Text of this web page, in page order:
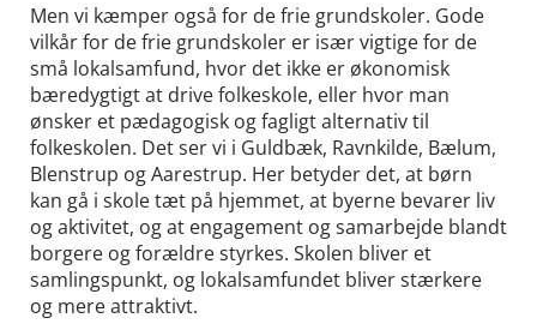
Men vi kæmper også for de frie grundskoler. Gode
vilkår for de frie grundskoler er især vigtige for de
små lokalsamfund, hvor det ikke er økonomisk
bæredygtigt at drive folkeskole, eller hvor man
ønsker et pædagogisk og fagligt alternativ til
folkeskolen. Det ser vi i Guldbæk, Ravnkilde, Bælum,
Blenstrup og Aarestrup. Her betyder det, at børn
kan gå i skole tæt på hjemmet, at byerne bevarer liv
og aktivitet, og at engagement og samarbejde blandt
borgere og forældre styrkes. Skolen bliver et
samlingspunkt, og lokalsamfundet bliver stærkere
og mere attraktivt.